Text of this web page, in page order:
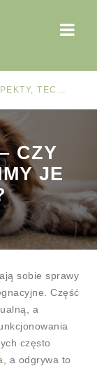
CZY
JE
sobie sprawy
Część
a
często
, a odgrywa to